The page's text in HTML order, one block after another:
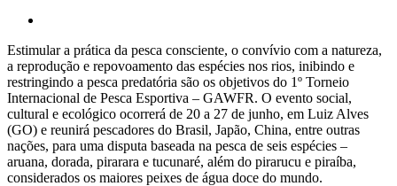
Estimular a prática da pesca consciente, o convívio com a natureza,
a reprodução e repovoamento das espécies nos rios, inibindo e
restringindo a pesca predatória são os objetivos do 1º Torneio
Internacional de Pesca Esportiva – GAWFR. O evento social,
cultural e ecológico ocorrerá de 20 a 27 de junho, em Luiz Alves
(GO) e reunirá pescadores do Brasil, Japão, China, entre outras
nações, para uma disputa baseada na pesca de seis espécies –
aruana, dorada, pirarara e tucunaré, além do pirarucu e piraíba,
considerados os maiores peixes de água doce do mundo.